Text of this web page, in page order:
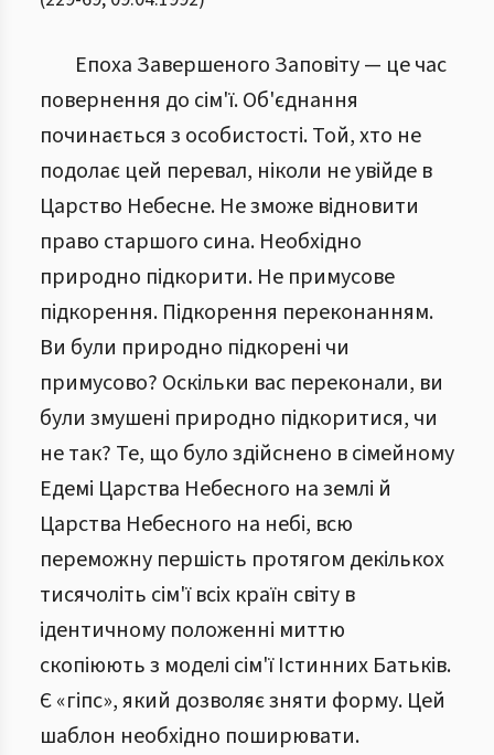
Епоха Завершеного Заповіту — це час
повернення до сім'ї. Об'єднання
починається з особистості. Той, хто не
подолає цей перевал, ніколи не увійде в
Царство Небесне. Не зможе відновити
право старшого сина. Необхідно
природно підкорити. Не примусове
підкорення. Підкорення переконанням.
Ви були природно підкорені чи
примусово? Оскільки вас переконали, ви
були змушені природно підкоритися, чи
не так? Те, що було здійснено в сімейному
Едемі Царства Небесного на землі й
Царства Небесного на небі, всю
переможну першість протягом декількох
тисячоліть сім'ї всіх країн світу в
ідентичному положенні миттю
скопіюють з моделі сім'ї Істинних Батьків.
Є «гіпс», який дозволяє зняти форму. Цей
шаблон необхідно поширювати.